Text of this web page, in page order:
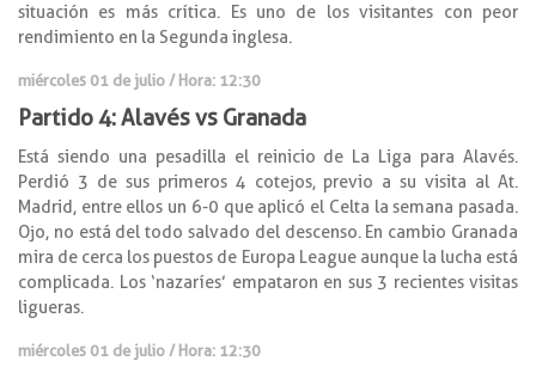
situación es más crítica. Es uno de los visitantes con peor
rendimiento en la Segunda inglesa.
miércoles 01 de julio / Hora: 12:30
Partido 4: Alavés vs Granada
Está siendo una pesadilla el reinicio de La Liga para Alavés.
Perdió 3 de sus primeros 4 cotejos, previo a su visita al At.
Madrid, entre ellos un 6-0 que aplicó el Celta la semana pasada.
Ojo, no está del todo salvado del descenso. En cambio Granada
mira de cerca los puestos de Europa League aunque la lucha está
complicada. Los ‘nazaríes’ empataron en sus 3 recientes visitas
ligueras.
miércoles 01 de julio / Hora: 12:30